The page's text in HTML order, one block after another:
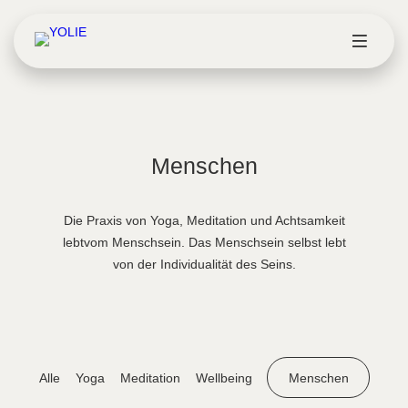
Menschen
Die Praxis von Yoga, Meditation und Achtsamkeit
lebtvom Menschsein. Das Menschsein selbst lebt
von der Individualität des Seins.
Alle Yoga Meditation Wellbeing Menschen